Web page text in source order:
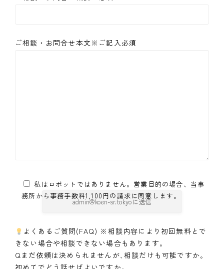
ご相談・お問合せ本文※ご記入必須
私はロボットではありません。営業目的の場合、当事
務所から事務手数料1,100円の請求に同意します。
よくあるご質問(FAQ) ※相談内容により初回無料とで
きない場合や相談できない場合もあります｡
Qまだ依頼は決められませんが､相談だけも可能ですか｡